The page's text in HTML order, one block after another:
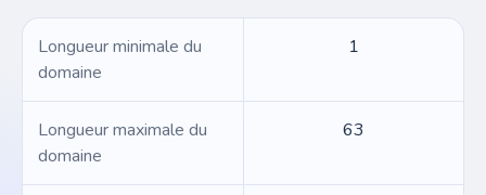
Longueur minimale du
domaine
1
Longueur maximale du
domaine
63